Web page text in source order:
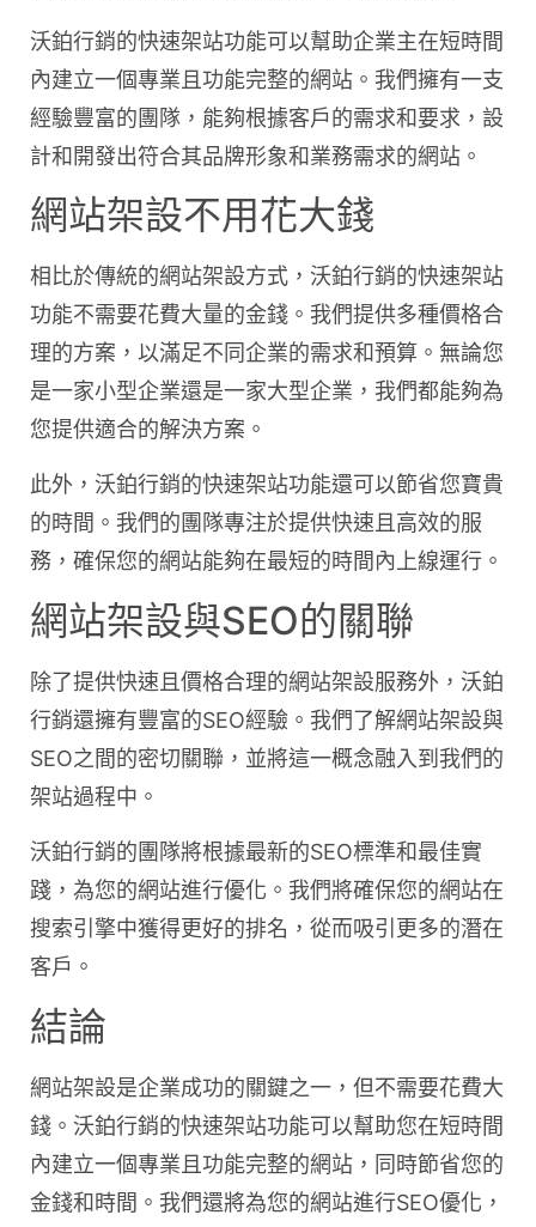
沃鉑行銷的快速架站功能可以幫助企業主在短時間
內建立一個專業且功能完整的網站。我們擁有一支
經驗豐富的團隊，能夠根據客戶的需求和要求，設
計和開發出符合其品牌形象和業務需求的網站。
網站架設不用花大錢
相比於傳統的網站架設方式，沃鉑行銷的快速架站
功能不需要花費大量的金錢。我們提供多種價格合
理的方案，以滿足不同企業的需求和預算。無論您
是一家小型企業還是一家大型企業，我們都能夠為
您提供適合的解決方案。
此外，沃鉑行銷的快速架站功能還可以節省您寶貴
的時間。我們的團隊專注於提供快速且高效的服
務，確保您的網站能夠在最短的時間內上線運行。
網站架設與SEO的關聯
除了提供快速且價格合理的網站架設服務外，沃鉑
行銷還擁有豐富的SEO經驗。我們了解網站架設與
SEO之間的密切關聯，並將這一概念融入到我們的
架站過程中。
沃鉑行銷的團隊將根據最新的SEO標準和最佳實
踐，為您的網站進行優化。我們將確保您的網站在
搜索引擎中獲得更好的排名，從而吸引更多的潛在
客戶。
結論
網站架設是企業成功的關鍵之一，但不需要花費大
錢。沃鉑行銷的快速架站功能可以幫助您在短時間
內建立一個專業且功能完整的網站，同時節省您的
金錢和時間。我們還將為您的網站進行SEO優化，